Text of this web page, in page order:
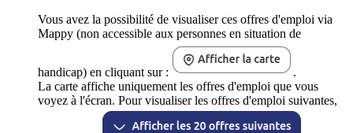
Vous avez la possibilité de visualiser ces offres d'emploi via
Mappy (non accessible aux personnes en situation de
handicap) en cliquant sur :
.
La carte affiche uniquement les offres d'emploi que vous
voyez à l'écran. Pour visualiser les offres d'emploi suivantes,